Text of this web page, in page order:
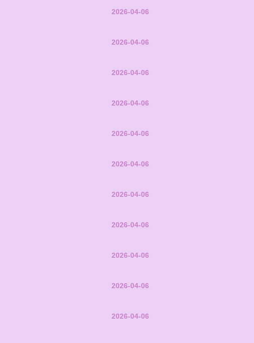
2026-04-06
2026-04-06
2026-04-06
2026-04-06
2026-04-06
2026-04-06
2026-04-06
2026-04-06
2026-04-06
2026-04-06
2026-04-06